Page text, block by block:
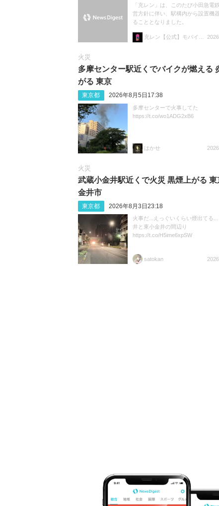
「充レン」は、このたび小田急電
営方針に伴い、駅構内から設置機
ることとなりました。
火災
多摩センター駅近くでバイクが燃える
がる 東京
東京都 2026年8月5日17:38
多摩センターで火事してた
https://t.co/wo1ADG2xB6
はかせ
火災
武蔵小金井駅近くで火災 黒煙上がる 東
金井市
東京都 2026年8月3日23:18
火事だ...えっぐいくらい煙出てる
井と東小金井の間辺り
https://t.co/H5ime6xpSW
satokan